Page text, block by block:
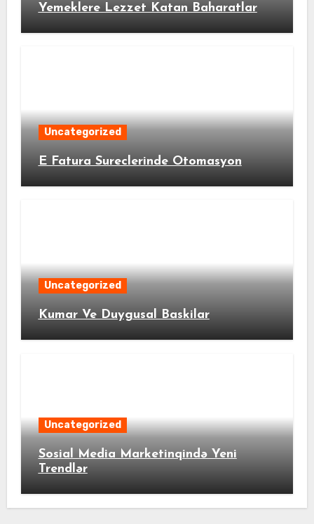
Yemeklere Lezzet Katan Baharatlar
Uncategorized
E Fatura Sureclerinde Otomasyon
Uncategorized
Kumar Ve Duygusal Baskilar
Uncategorized
Sosial Media Marketinqində Yeni
Trendlər